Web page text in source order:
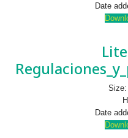
Date
Size:
Date